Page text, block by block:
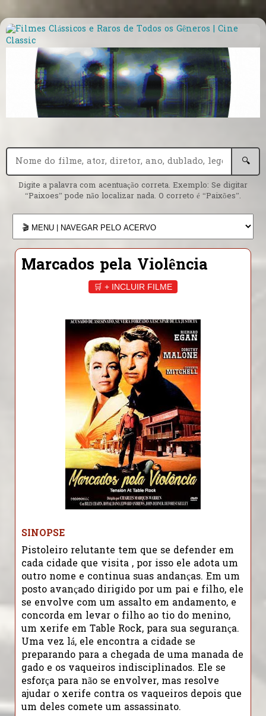
🔍
Digite a palavra com acentuação correta. Exemplo: Se digitar
“Paixoes” pode não localizar nada. O correto é “Paixões”.
Marcados pela Violência
🛒 + INCLUIR FILME
SINOPSE
Pistoleiro relutante tem que se defender em
cada cidade que visita , por isso ele adota um
outro nome e continua suas andanças. Em um
posto avançado dirigido por um pai e filho, ele
se envolve com um assalto em andamento, e
concorda em levar o filho ao tio do menino,
um xerife em Table Rock, para sua segurança.
Uma vez lá, ele encontra a cidade se
preparando para a chegada de uma manada de
gado e os vaqueiros indisciplinados. Ele se
esforça para não se envolver, mas resolve
ajudar o xerife contra os vaqueiros depois que
um deles comete um assassinato.